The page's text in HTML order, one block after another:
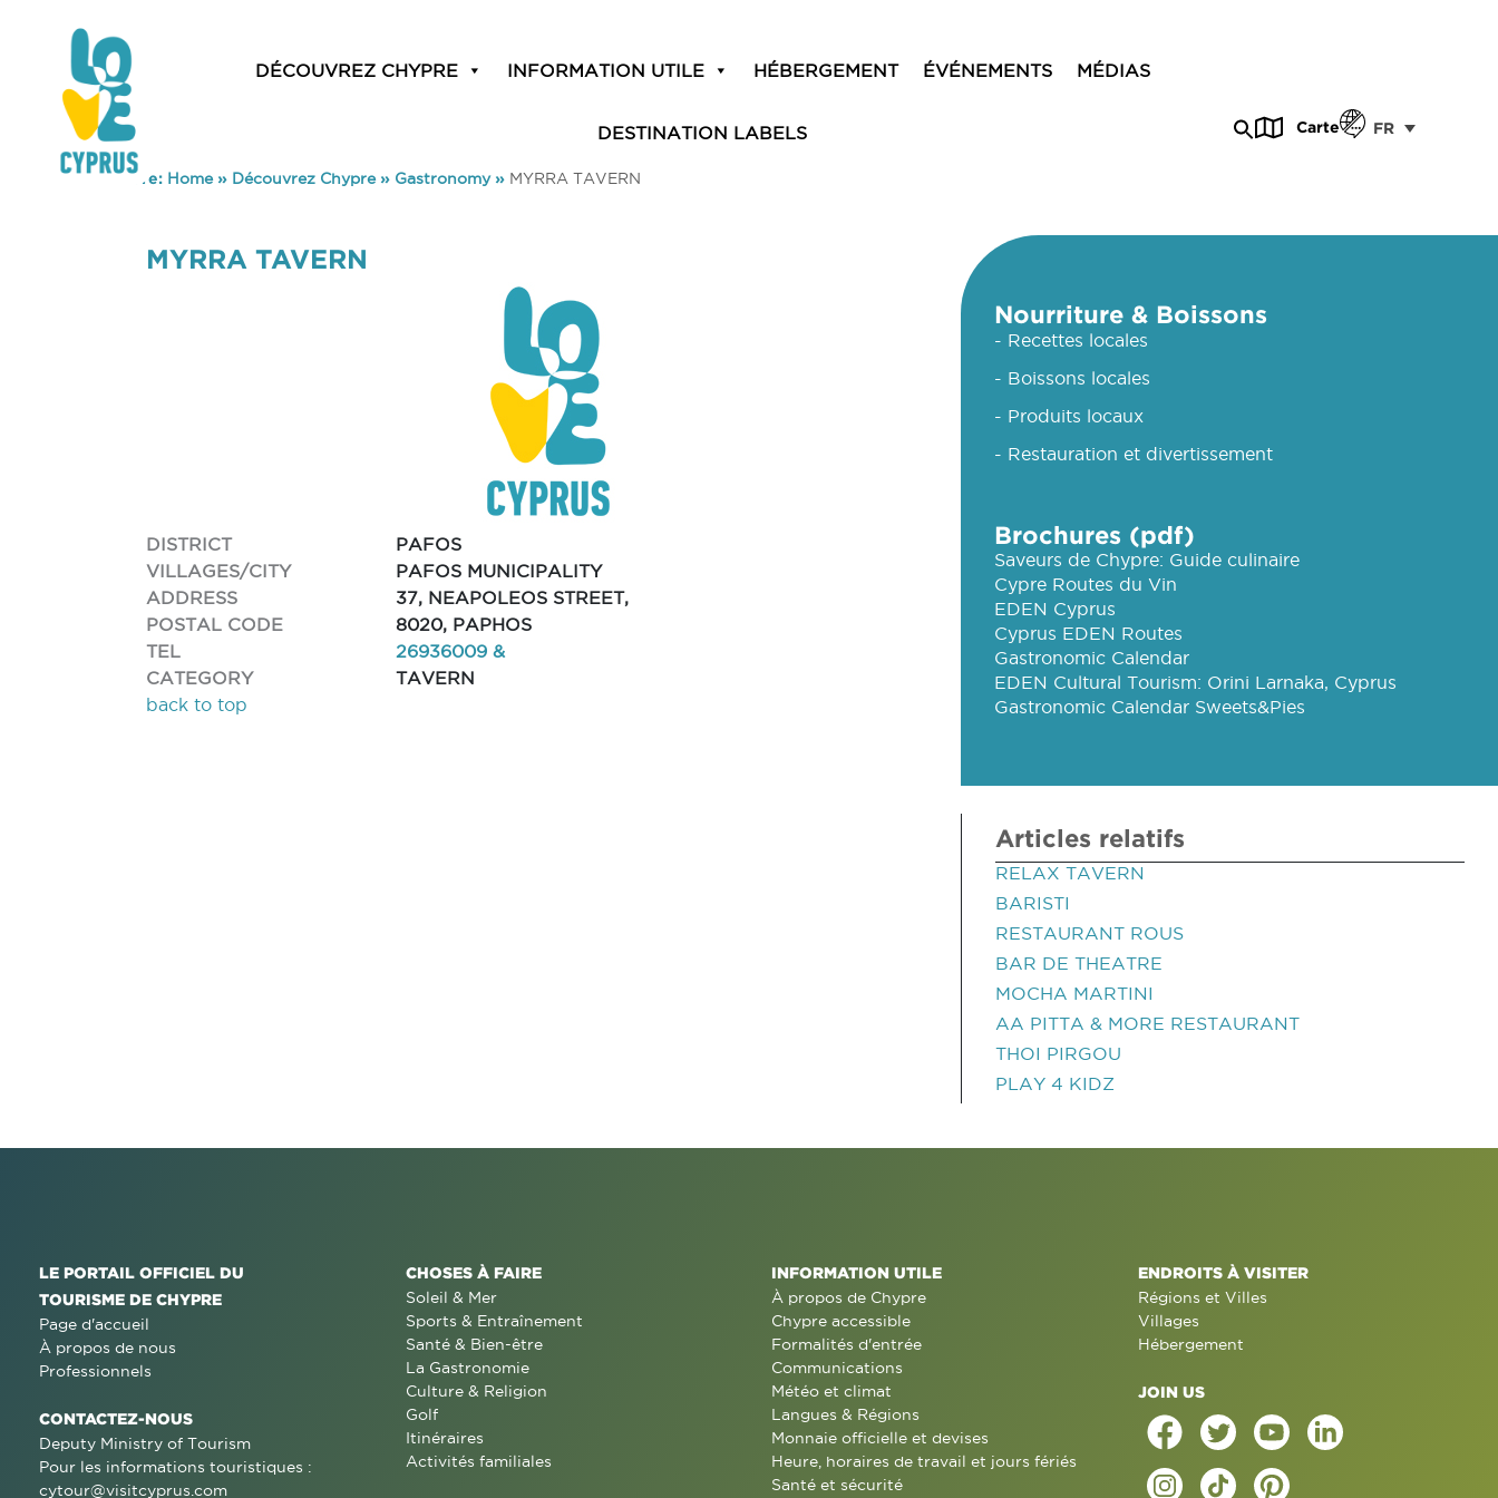
DÉCOUVREZ CHYPRE INFORMATION UTILE HÉBERGEMENT ÉVÉNEMENTS MÉDIAS
DESTINATION LABELS Carte FR
You are here: Home» Découvrez Chypre» Gastronomy» MYRRA TAVERN
MYRRA TAVERN
DISTRICT
PAFOS
VILLAGES/CITY
PAFOS MUNICIPALITY
ADDRESS
37, NEAPOLEOS STREET,
POSTAL CODE
8020, PAPHOS
TEL
26936009 &
CATEGORY
TAVERN
back to top
Nourriture & Boissons
- Recettes locales
- Boissons locales
- Produits locaux
- Restauration et divertissement
Brochures (pdf)
Saveurs de Chypre: Guide culinaire
Cypre Routes du Vin
EDEN Cyprus
Cyprus EDEN Routes
Gastronomic Calendar
EDEN Cultural Tourism: Orini Larnaka, Cyprus
Gastronomic Calendar Sweets&Pies
Articles relatifs
RELAX TAVERN
BARISTI
RESTAURANT ROUS
BAR DE THEATRE
MOCHA MARTINI
AA PITTA & MORE RESTAURANT
THOI PIRGOU
PLAY 4 KIDZ
LE PORTAIL OFFICIEL DU
TOURISME DE CHYPRE
Page d'accueil
À propos de nous
Professionnels
CONTACTEZ-NOUS
Deputy Ministry of Tourism
Pour les informations touristiques :
cytour@visitcyprus.com
CHOSES À FAIRE
Soleil & Mer
Sports & Entraînement
Santé & Bien-être
La Gastronomie
Culture & Religion
Golf
Itinéraires
Activités familiales
INFORMATION UTILE
À propos de Chypre
Chypre accessible
Formalités d'entrée
Communications
Météo et climat
Langues & Régions
Monnaie officielle et devises
Heure, horaires de travail et jours fériés
Santé et sécurité
ENDROITS À VISITER
Régions et Villes
Villages
Hébergement
JOIN US